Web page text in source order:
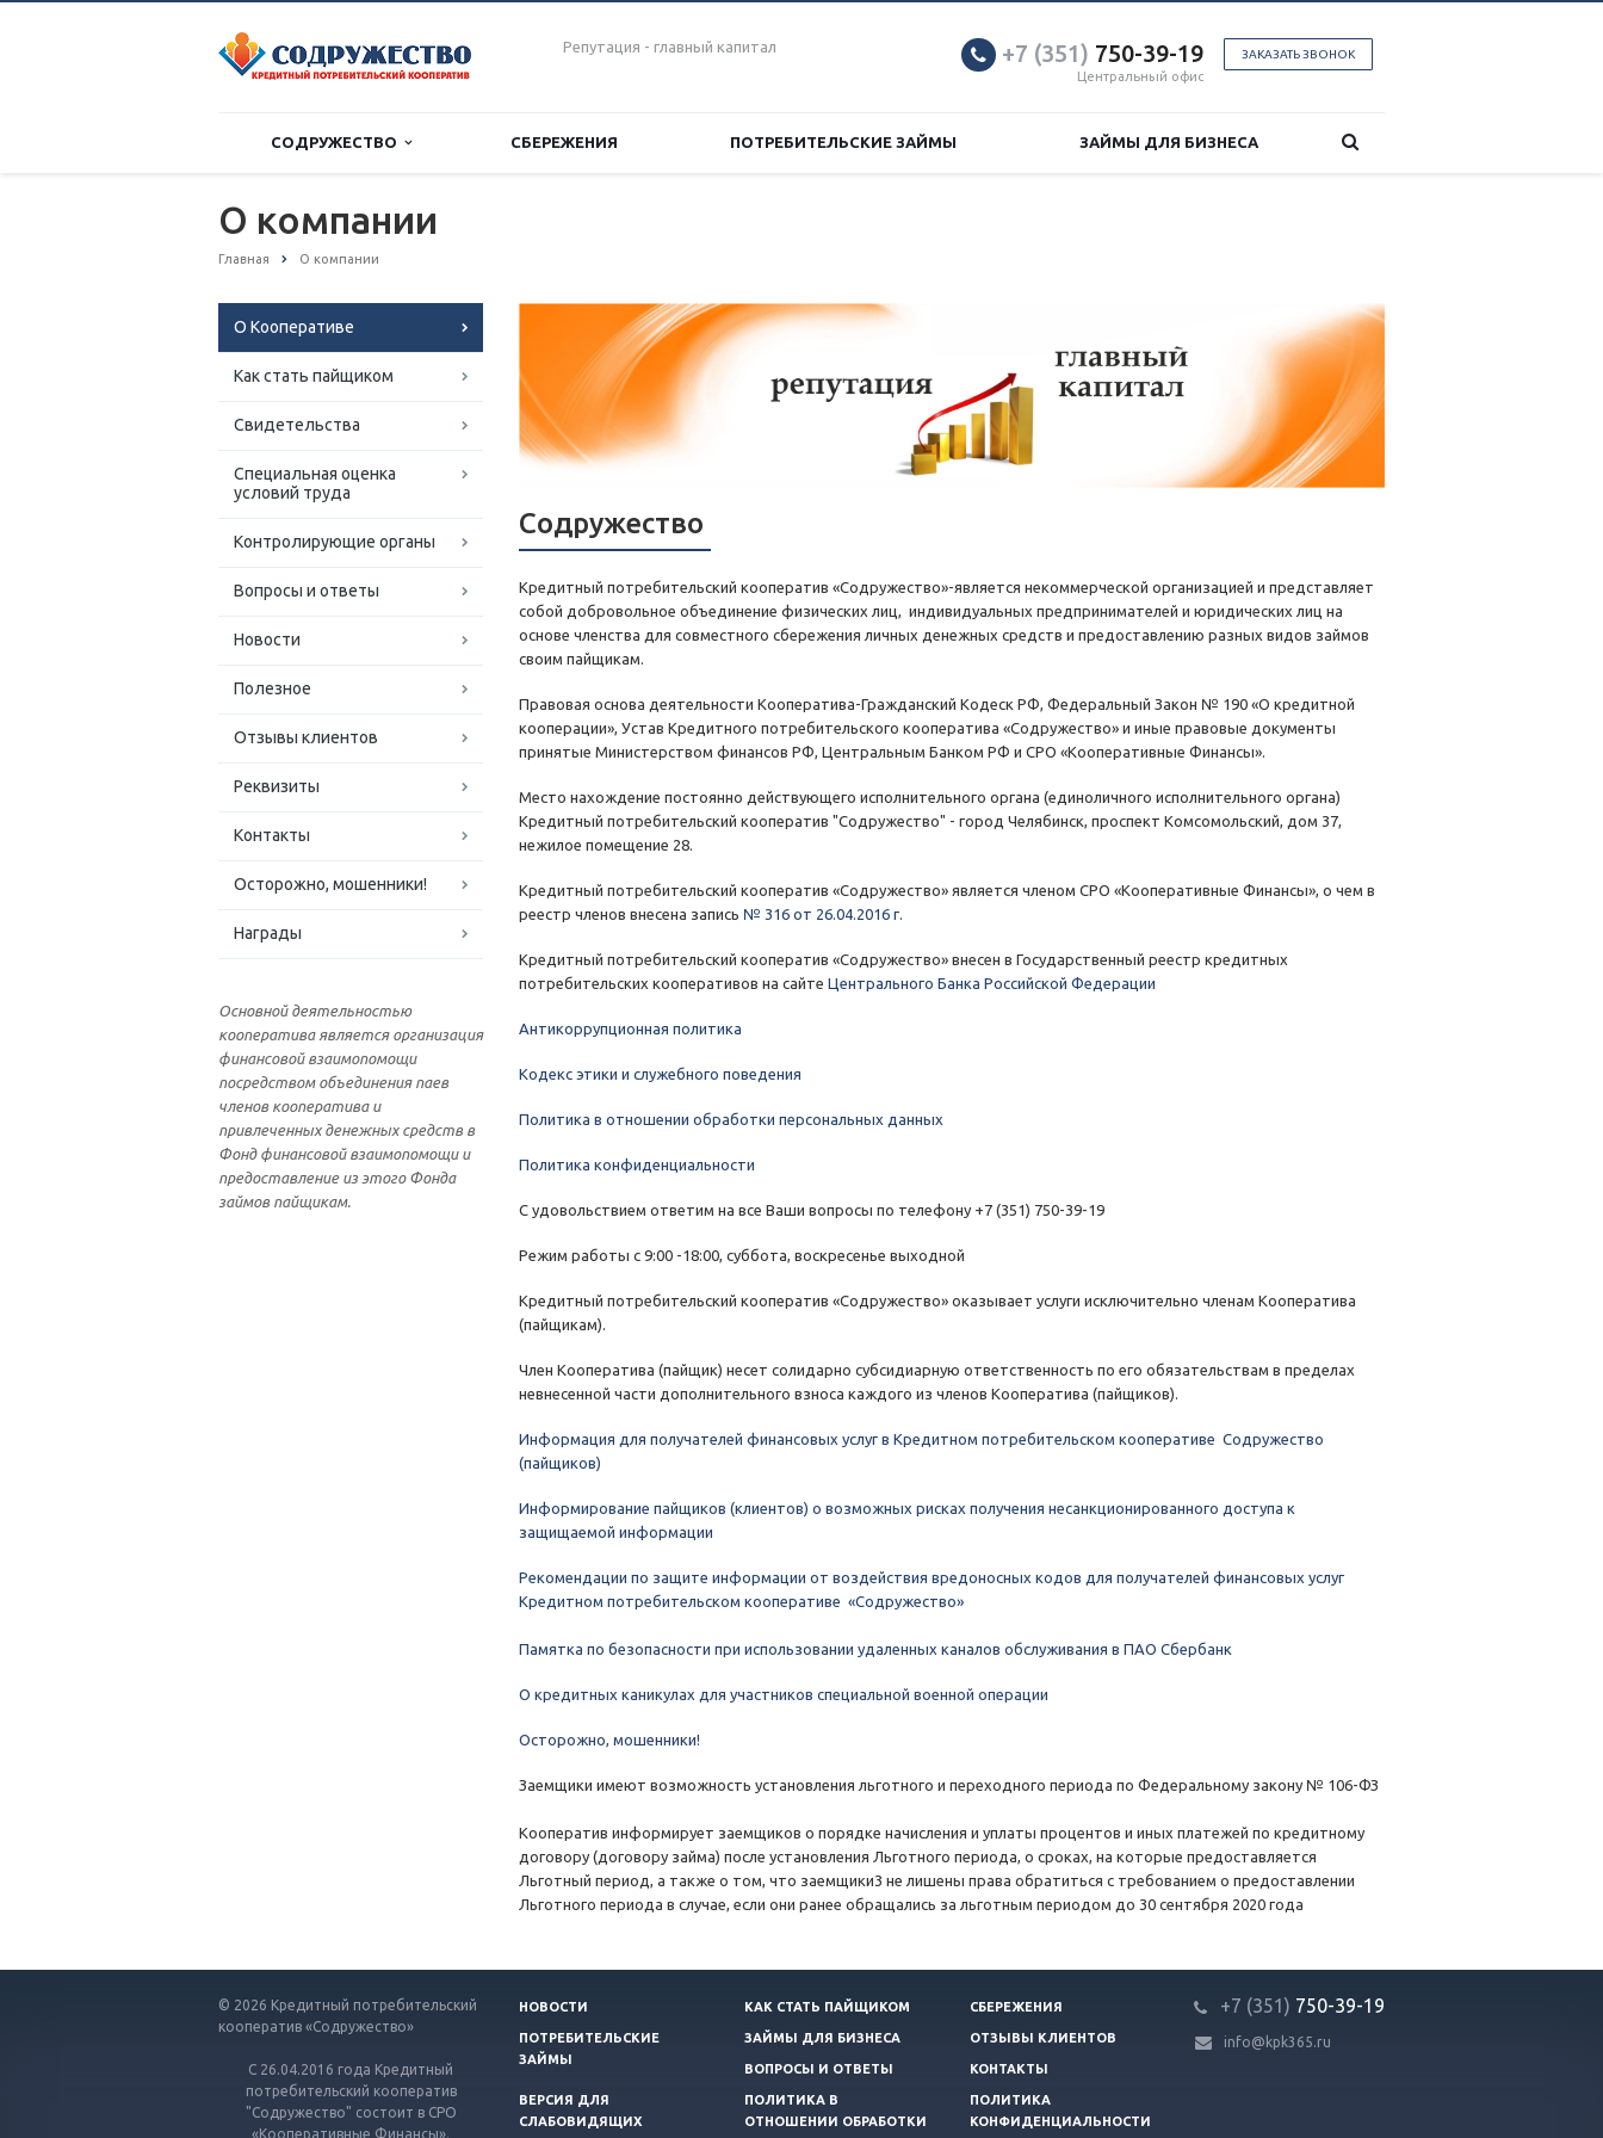
Репутация - главный капитал ЗАКАЗАТЬ ЗВОНОК
+7 (351) 750-39-19
Центральный офис
СОДРУЖЕСТВО СБЕРЕЖЕНИЯ ПОТРЕБИТЕЛЬСКИЕ ЗАЙМЫ ЗАЙМЫ ДЛЯ БИЗНЕСА
О компании
Главная О компании
О Кооперативе
Как стать пайщиком
Свидетельства
Специальная оценка
условий труда
Контролирующие органы
Вопросы и ответы
Новости
Полезное
Отзывы клиентов
Реквизиты
Контакты
Осторожно, мошенники!
Награды
Основной деятельностью
кооператива является организация
финансовой взаимопомощи
посредством объединения паев
членов кооператива и
привлеченных денежных средств в
Фонд финансовой взаимопомощи и
предоставление из этого Фонда
займов пайщикам.
Содружество
Кредитный потребительский кооператив «Содружество»-является некоммерческой организацией и представляет
собой добровольное объединение физических лиц, индивидуальных предпринимателей и юридических лиц на
основе членства для совместного сбережения личных денежных средств и предоставлению разных видов займов
своим пайщикам.
Правовая основа деятельности Кооператива-Гражданский Кодеск РФ, Федеральный Закон № 190 «О кредитной
кооперации», Устав Кредитного потребительского кооператива «Содружество» и иные правовые документы
принятые Министерством финансов РФ, Центральным Банком РФ и СРО «Кооперативные Финансы».
Место нахождение постоянно действующего исполнительного органа (единоличного исполнительного органа)
Кредитный потребительский кооператив "Содружество" - город Челябинск, проспект Комсомольский, дом 37,
нежилое помещение 28.
Кредитный потребительский кооператив «Содружество» является членом СРО «Кооперативные Финансы», о чем в
реестр членов внесена запись № 316 от 26.04.2016 г.
Кредитный потребительский кооператив «Содружество» внесен в Государственный реестр кредитных
потребительских кооперативов на сайте Центрального Банка Российской Федерации
Антикоррупционная политика
Кодекс этики и служебного поведения
Политика в отношении обработки персональных данных
Политика конфиденциальности
С удовольствием ответим на все Ваши вопросы по телефону +7 (351) 750-39-19
Режим работы с 9:00 -18:00, суббота, воскресенье выходной
Кредитный потребительский кооператив «Содружество» оказывает услуги исключительно членам Кооператива
(пайщикам).
Член Кооператива (пайщик) несет солидарно субсидиарную ответственность по его обязательствам в пределах
невнесенной части дополнительного взноса каждого из членов Кооператива (пайщиков).
Информация для получателей финансовых услуг в Кредитном потребительском кооперативе Содружество
(пайщиков)
Информирование пайщиков (клиентов) о возможных рисках получения несанкционированного доступа к
защищаемой информации
Рекомендации по защите информации от воздействия вредоносных кодов для получателей финансовых услуг
Кредитном потребительском кооперативе «Содружество»
Памятка по безопасности при использовании удаленных каналов обслуживания в ПАО Сбербанк
О кредитных каникулах для участников специальной военной операции
Осторожно, мошенники!
Заемщики имеют возможность установления льготного и переходного периода по Федеральному закону № 106-ФЗ
Кооператив информирует заемщиков о порядке начисления и уплаты процентов и иных платежей по кредитному
договору (договору займа) после установления Льготного периода, о сроках, на которые предоставляется
Льготный период, а также о том, что заемщики3 не лишены права обратиться с требованием о предоставлении
Льготного периода в случае, если они ранее обращались за льготным периодом до 30 сентября 2020 года
© 2026 Кредитный потребительский
кооператив «Содружество»
С 26.04.2016 года Кредитный
потребительский кооператив
"Содружество" состоит в СРО
«Кооперативные Финансы».
НОВОСТИ КАК СТАТЬ ПАЙЩИКОМ СБЕРЕЖЕНИЯ
ПОТРЕБИТЕЛЬСКИЕ
ЗАЙМЫ
ЗАЙМЫ ДЛЯ БИЗНЕСА ОТЗЫВЫ КЛИЕНТОВ
ВОПРОСЫ И ОТВЕТЫ КОНТАКТЫ
ВЕРСИЯ ДЛЯ
СЛАБОВИДЯЩИХ
ПОЛИТИКА В
ОТНОШЕНИИ ОБРАБОТКИ
ПОЛИТИКА
КОНФИДЕНЦИАЛЬНОСТИ
+7 (351) 750-39-19
info@kpk365.ru